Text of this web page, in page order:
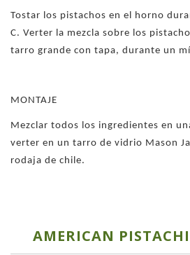
Tostar los pistachos en el horno
C. Verter la mezcla sobre los
tarro grande con tapa, durante un
MONTAJE
Mezclar todos los ingredientes en
verter en un tarro de vidrio Mason
rodaja de chile.
AMERICAN